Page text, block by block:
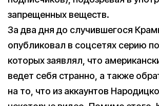
запрещенных веществ.
За два дня до случившегося
опубликовал в соцсетях серию
которых заявлял, что
ведет себя странно, а также
на то, что из аккаунтов